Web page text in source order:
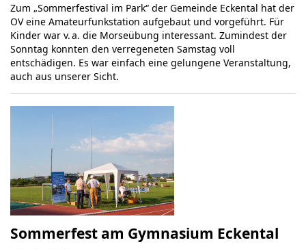
Zum „Sommerfestival im Park“ der Gemeinde Eckental hat der
OV eine Amateurfunkstation aufgebaut und vorgeführt. Für
Kinder war v. a. die Morseübung interessant. Zumindest der
Sonntag konnten den verregeneten Samstag voll
entschädigen. Es war einfach eine gelungene Veranstaltung,
auch aus unserer Sicht.
Sommerfest am Gymnasium Eckental